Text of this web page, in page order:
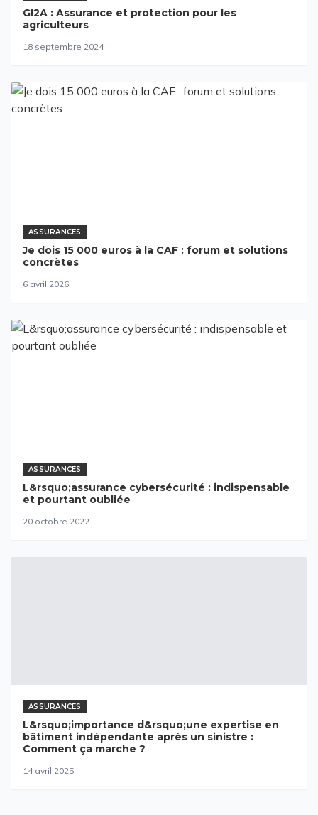
GI2A : Assurance et protection pour les
agriculteurs
18 septembre 2024
ASSURANCES
Je dois 15 000 euros à la CAF : forum et solutions
concrètes
6 avril 2026
ASSURANCES
L&rsquo;assurance cybersécurité : indispensable
et pourtant oubliée
20 octobre 2022
ASSURANCES
L&rsquo;importance d&rsquo;une expertise en
bâtiment indépendante après un sinistre :
Comment ça marche ?
14 avril 2025